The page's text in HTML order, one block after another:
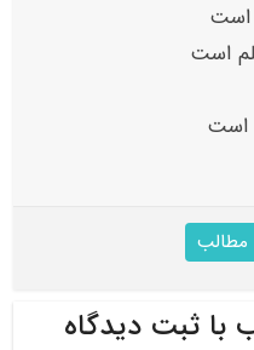
است
است
است
با ثبت دیدگاه